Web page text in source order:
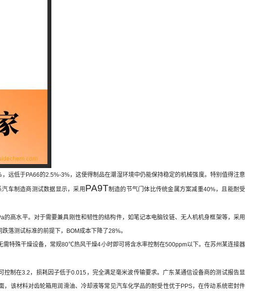
低于PA66的2.5%-3%，这使得制品在潮湿环境中仍能保持稳定的机械强度。特别值得注意
车制造商测试数据显示，采用 PA9T制造的节气门体比传统金属方案减重40%，且能耐受
高水平。对于需要兼具刚性和韧性的结构件，如笔记本电脑铰链、无人机机身框架等，采用
落测试标准的前提下，BOM成本下降了28%。
特殊干燥设备，常规80℃热风干燥4小时即可将含水率控制在500ppm以下。在苏州某连接器
制在3.2，损耗因子低于0.015，完全满足毫米波传输要求。广东某通信设备商的测试报告显
该材料对齿轮箱用润滑油、冷却液等常见汽车化学品的耐受性优于PPS，在传动系统密封件